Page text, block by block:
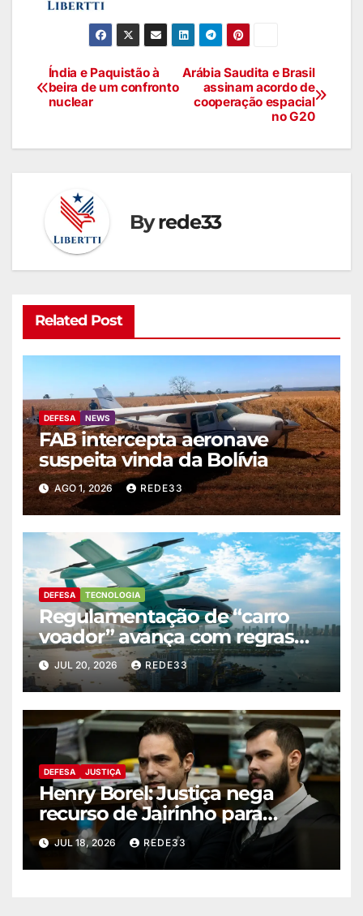
Arábia Saudita e Brasil
assinam acordo de
cooperação espacial
no G20
Índia e Paquistão à
beira de um confronto
nuclear
Byrede33
Related Post
DEFESA NEWS
FAB intercepta aeronave
suspeita vinda da Bolívia
AGO 1, 2026 REDE33
DEFESA TECNOLOGIA
Regulamentação de “carro
voador” avança com regras
sobre ruído
JUL 20, 2026 REDE33
DEFESA JUSTIÇA
Henry Borel: Justiça nega
recurso de Jairinho para
anular julgamento
JUL 18, 2026 REDE33